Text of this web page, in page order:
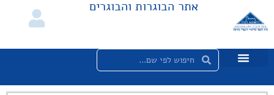
אתר הבוגרות והבוגרים